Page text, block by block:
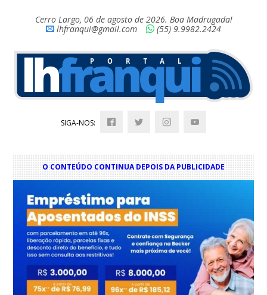
Cerro Largo, 06 de agosto de 2026. Boa Madrugada!
lhfranqui@gmail.com
(55) 9.9982.2424
SIGA-NOS:
O CONTEÚDO CONTINUA DEPOIS DA PUBLICIDADE